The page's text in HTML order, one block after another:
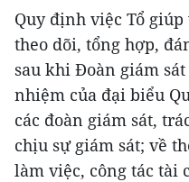
Quy định việc Tổ
theo dõi, tổng hợp,
sau khi Đoàn giám
nhiệm của đại biểu
các đoàn giám sát,
chịu sự giám sát; về
làm việc, công tác tài